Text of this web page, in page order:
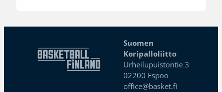
Suomen
Koripalloliitto
Urheilupuistontie 3
02200 Espoo
office@basket.fi